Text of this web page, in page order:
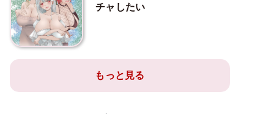
チャしたい
もっと見る